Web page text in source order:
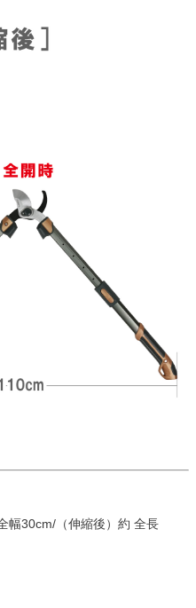
幅30cm/（伸縮後）約 全長